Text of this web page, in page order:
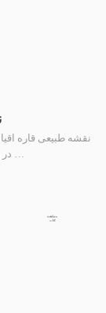
نقشه طبیعی قاره
مشاهده
کتاب